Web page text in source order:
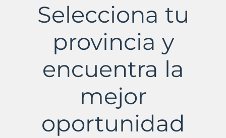
Selecciona tu
provincia y
encuentra la
mejor
oportunidad